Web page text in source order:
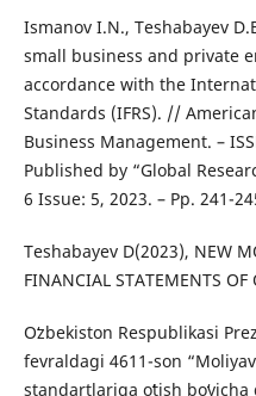
Ismanov I.N., Teshabayev
small business and private
accordance with the
Standards (IFRS). //
Business Management. –
Published by “Global
6 Issue: 5, 2023. – Pp. 241-
Teshabayev D(2023), NEW
FINANCIAL STATEMENTS OF
Oʻzbekiston Respublikasi
fevraldagi 4611-son
standartlariga oʻtish